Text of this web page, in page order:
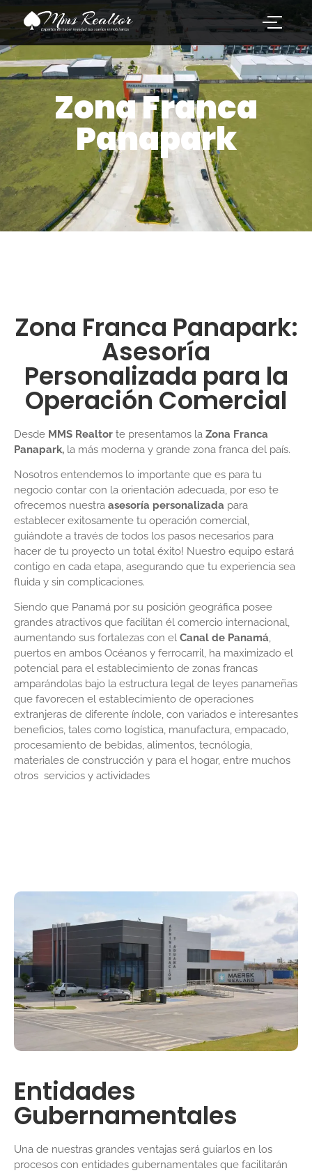
Zona Franca
Panapark
Zona Franca Panapark:
Asesoría
Personalizada para la
Operación Comercial
Desde MMS Realtor te presentamos la Zona Franca
Panapark, la más moderna y grande zona franca del país.
Nosotros entendemos lo importante que es para tu
negocio contar con la orientación adecuada, por eso te
ofrecemos nuestra asesoría personalizada para
establecer exitosamente tu operación comercial,
guiándote a través de todos los pasos necesarios para
hacer de tu proyecto un total éxito! Nuestro equipo estará
contigo en cada etapa, asegurando que tu experiencia sea
fluida y sin complicaciones.
Siendo que Panamá por su posición geográfica posee
grandes atractivos que facilitan él comercio internacional,
aumentando sus fortalezas con el Canal de Panamá,
puertos en ambos Océanos y ferrocarril, ha maximizado el
potencial para el establecimiento de zonas francas
amparándolas bajo la estructura legal de leyes panameñas
que favorecen el establecimiento de operaciones
extranjeras de diferente índole, con variados e interesantes
beneficios, tales como logística, manufactura, empacado,
procesamiento de bebidas, alimentos, tecnólogia,
materiales de construcción y para el hogar, entre muchos
otros servicios y actividades
Entidades
Gubernamentales
Una de nuestras grandes ventajas será guiarlos en los
procesos con entidades gubernamentales que facilitarán